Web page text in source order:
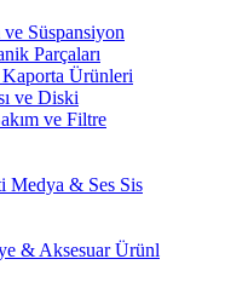
Süspansiyon
Parçaları
Ürünleri
ve Diski
ve Filtre
Medya & Ses Sis
& Aksesuar Ürünl